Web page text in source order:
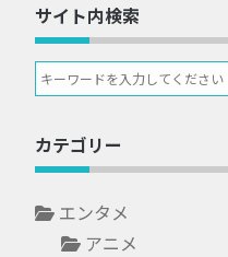
サイト内検索
カテゴリー
エンタメ
アニメ